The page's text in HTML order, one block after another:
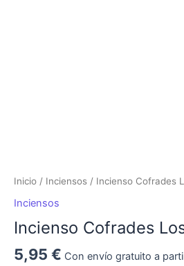
Inicio / Inciensos / Incienso Cofrades
Inciensos
Incienso Cofrades
5,95 € Con envío gratuito a